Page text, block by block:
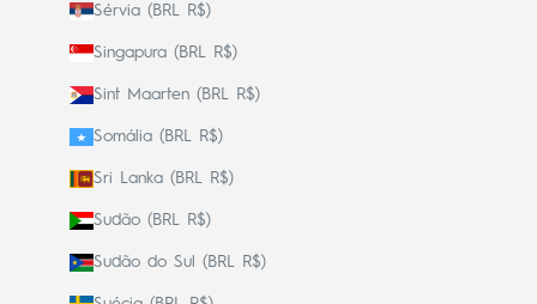
Sérvia (BRL R$)
Singapura (BRL R$)
Sint Maarten (BRL R$)
Somália (BRL R$)
Sri Lanka (BRL R$)
Sudão (BRL R$)
Sudão do Sul (BRL R$)